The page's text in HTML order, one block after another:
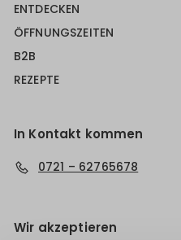
ENTDECKEN
ÖFFNUNGSZEITEN
B2B
REZEPTE
In Kontakt kommen
0721 – 62765678
Wir akzeptieren